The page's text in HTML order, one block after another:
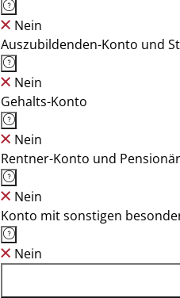
Nein
Auszubildenden-Konto und
Nein
Gehalts-Konto
Nein
Rentner-Konto und
Nein
Konto mit sonstigen
Nein